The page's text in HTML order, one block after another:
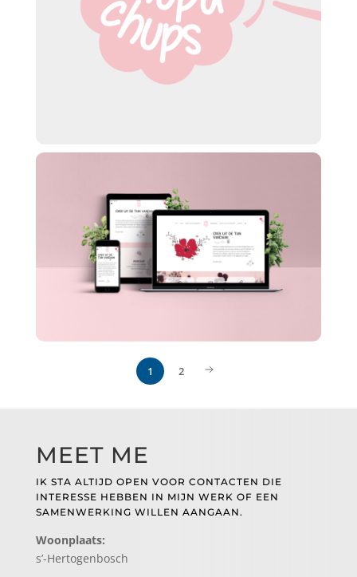
1 2
MEET ME
IK STA ALTIJD OPEN VOOR CONTACTEN DIE
INTERESSE HEBBEN IN MIJN WERK OF EEN
SAMENWERKING WILLEN AANGAAN.
Woonplaats:
s’-Hertogenbosch